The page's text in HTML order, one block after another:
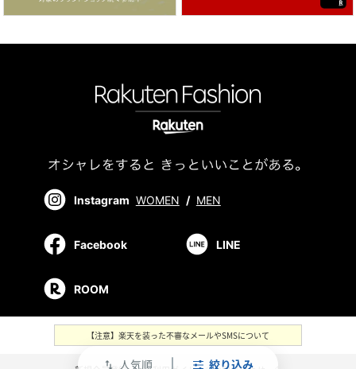
swap_vert 人気順 絞り込み
Instagram WOMEN / MEN
Facebook LINE
ROOM
【注意】楽天を装った不審なメールやSMSについて